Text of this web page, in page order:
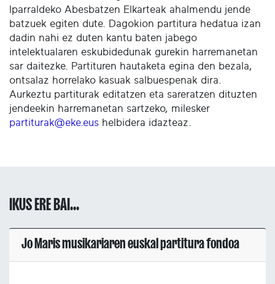
Iparraldeko Abesbatzen Elkarteak ahalmendu jende
batzuek egiten dute. Dagokion partitura hedatua izan
dadin nahi ez duten kantu baten jabego
intelektualaren eskubidedunak gurekin harremanetan
sar daitezke. Partituren hautaketa egina den bezala,
ontsalaz horrelako kasuak salbuespenak dira.
Aurkeztu partiturak editatzen eta sareratzen dituzten
jendeekin harremanetan sartzeko, milesker
partiturak@eke.eus helbidera idazteaz.
IKUS ERE BAI...
Jo Maris musikariaren euskal partitura fondoa